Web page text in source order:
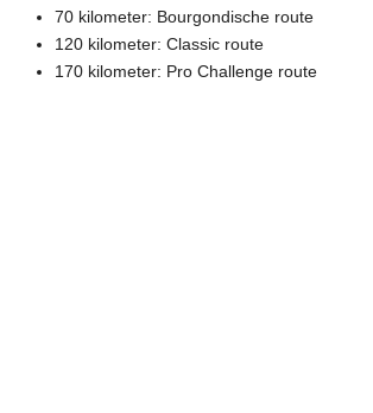
70 kilometer: Bourgondische route
120 kilometer: Classic route
170 kilometer: Pro Challenge route